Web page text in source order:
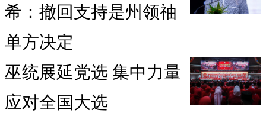
希：撤回支持是州领䄂
单方决定
巫统展延党选 集中力量
应对全国大选